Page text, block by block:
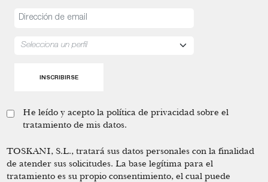
He leído y acepto la política de privacidad sobre el
tratamiento de mis datos.
TOSKANI, S.L., tratará sus datos personales con la finalidad
de atender sus solicitudes. La base legítima para el
tratamiento es su propio consentimiento, el cual puede